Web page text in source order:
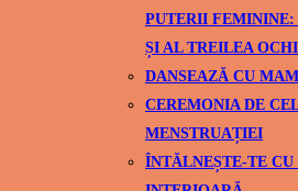
PUTERII
ȘI AL TREILEA OCHI
DANSEAZĂ CU
CEREMONIA DE
MENSTRUAȚIEI
ÎNTĂLNEȘTE-TE